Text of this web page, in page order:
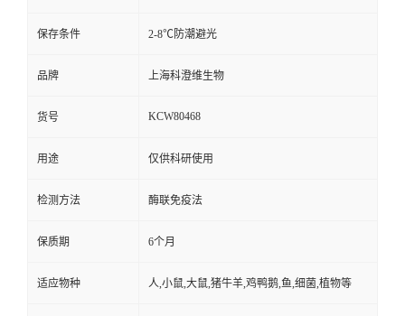
保存条件 2-8℃防潮避光
品牌 上海科澄维生物
货号 KCW80468
用途 仅供科研使用
检测方法 酶联免疫法
保质期 6个月
适应物种 人,小鼠,大鼠,猪牛羊,鸡鸭鹅,鱼,细菌,植物等